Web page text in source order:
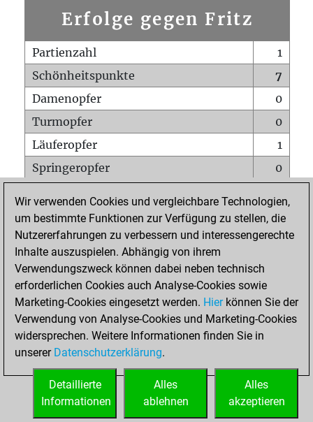
Erfolge gegen Fritz
Partienzahl
1
Schönheitspunkte
7
Damenopfer
0
Turmopfer
0
Läuferopfer
1
Springeropfer
0
Matt auf vollem Brett
0
Bauer setzt Matt
0
Erstickte Matts
Unterverwandlungen
Türme auf der siebten
0
STARTSEITE
Wir verwenden Cookies und vergleichbare Technologien,
um bestimmte Funktionen zur Verfügung zu stellen, die
Nutzererfahrungen zu verbessern und interessengerechte
Inhalte auszuspielen. Abhängig von ihrem
Verwendungszweck können dabei neben technisch
erforderlichen Cookies auch Analyse-Cookies sowie
Marketing-Cookies eingesetzt werden. Hierkönnen Sie der
Verwendung von Analyse-Cookies und Marketing-Cookies
widersprechen. Weitere Informationen finden Sie in
unserer Datenschutzerklärung.
Alles
akzeptieren
Alles
ablehnen
Detaillierte
Informationen